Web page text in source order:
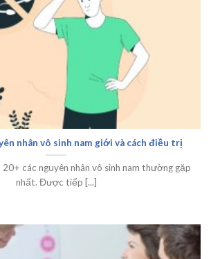
nhân vô sinh nam giới và cách điều trị
các nguyên nhân vô sinh nam thường gặp
nhất. Được tiếp [...]